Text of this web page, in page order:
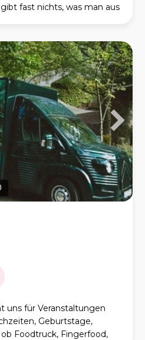
fast nichts, was man aus
uns für Veranstaltungen
Geburtstage,
Foodtruck, Fingerfood,